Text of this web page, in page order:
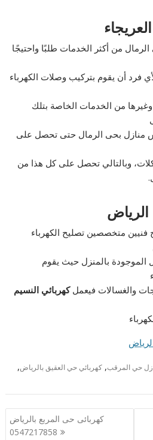
من أكثر الخدمات طلبًا واحتيجًا
فرد أن يقوم بتركيب وصلات الكهرباء
من الخدمات الخاصة بتلك
منازل بحى الرمال حتى تحصل على
وبالتالي تحصل على كل هذا من
الرياض
فنيين متخصصين تصليح الكهرباء
الموجودة بالمنزل حيث يقوم
والغسالات فيعملكهربائي النسيم
حي المرقب,كهربائي حي العقيق بالرياض,
كهربائى حى المربع بالرياض
0547217858